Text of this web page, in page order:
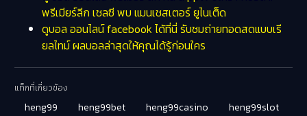
พรีเมียร์ลีก เชลซี พบ แมนเชสเตอร์ ยูไนเต็ด
ดูบอล ออนไลน์ facebook ได้ที่นี่ รับชมถ่ายทอดสดแบบเรี
ยลไทม์ ผลบอลล่าสุดให้คุณได้รู้ก่อนใคร
แท็กที่เกี่ยวข้อง
heng99 heng99bet heng99casino
heng99slot